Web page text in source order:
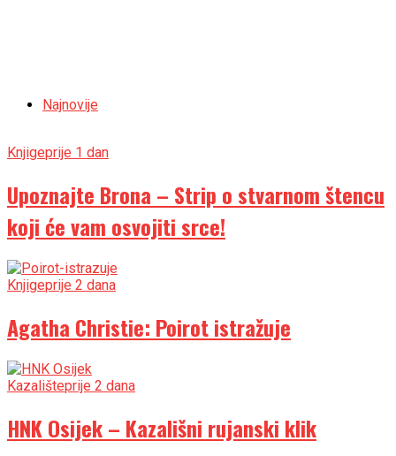
Najnovije
Knjigeprije 1 dan
Upoznajte Brona – Strip o stvarnom štencu
koji će vam osvojiti srce!
Knjigeprije 2 dana
Agatha Christie: Poirot istražuje
Kazališteprije 2 dana
HNK Osijek – Kazališni rujanski klik